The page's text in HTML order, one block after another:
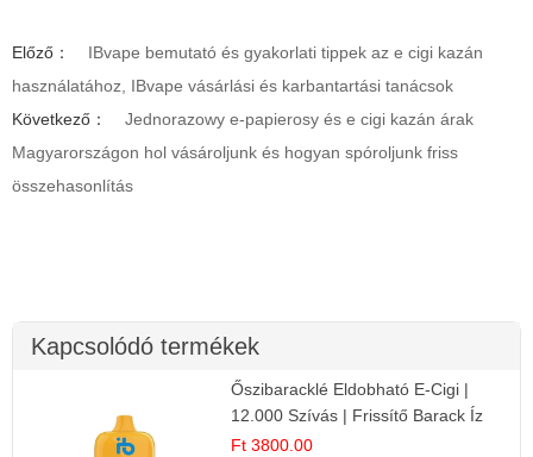
Előző：
IBvape bemutató és gyakorlati tippek az e cigi kazán
használatához, IBvape vásárlási és karbantartási tanácsok
Következő：
Jednorazowy e-papierosy és e cigi kazán árak
Magyarországon hol vásároljunk és hogyan spóroljunk friss
összehasonlítás
Kapcsolódó termékek
Őszibaracklé Eldobható E-Cigi |
12.000 Szívás | Frissítő Barack Íz
Ft 3800.00